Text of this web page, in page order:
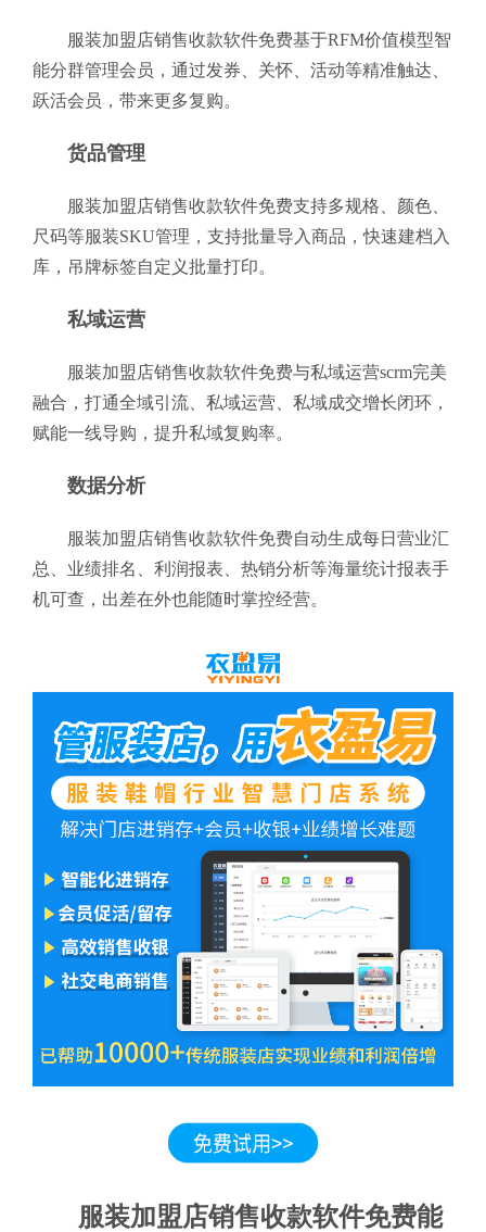
服装加盟店销售收款软件免费基于RFM价值模型智
能分群管理会员，通过发券、关怀、活动等精准触达、
跃活会员，带来更多复购。
货品管理
服装加盟店销售收款软件免费支持多规格、颜色、
尺码等服装SKU管理，支持批量导入商品，快速建档入
库，吊牌标签自定义批量打印。
私域运营
服装加盟店销售收款软件免费与私域运营scrm完美
融合，打通全域引流、私域运营、私域成交增长闭环，
赋能一线导购，提升私域复购率。
数据分析
服装加盟店销售收款软件免费自动生成每日营业汇
总、业绩排名、利润报表、热销分析等海量统计报表手
机可查，出差在外也能随时掌控经营。
服装加盟店销售收款软件免费能